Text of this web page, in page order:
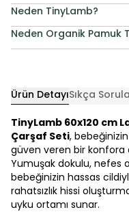
Neden TinyLamb?
Neden Organik Pamuk
Ürün DetayıSıkça
TinyLamb 60x120 cm
Çarşaf Seti,
güven veren bir konfora
Yumuşak dokulu, nefes
bebeğinizin hassas
rahatsızlık hissi
uyku ortamı sunar.